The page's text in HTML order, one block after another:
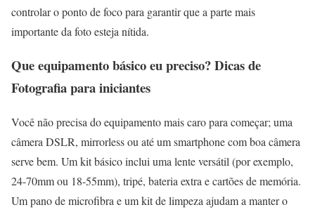
controlar o ponto de foco para garantir que a parte mais
importante da foto esteja nítida.
Que equipamento básico eu preciso? Dicas de
Fotografia para iniciantes
Você não precisa do equipamento mais caro para começar; uma
câmera DSLR, mirrorless ou até um smartphone com boa câmera
serve bem. Um kit básico inclui uma lente versátil (por exemplo,
24-70mm ou 18-55mm), tripé, bateria extra e cartões de memória.
Um pano de microfibra e um kit de limpeza ajudam a manter o